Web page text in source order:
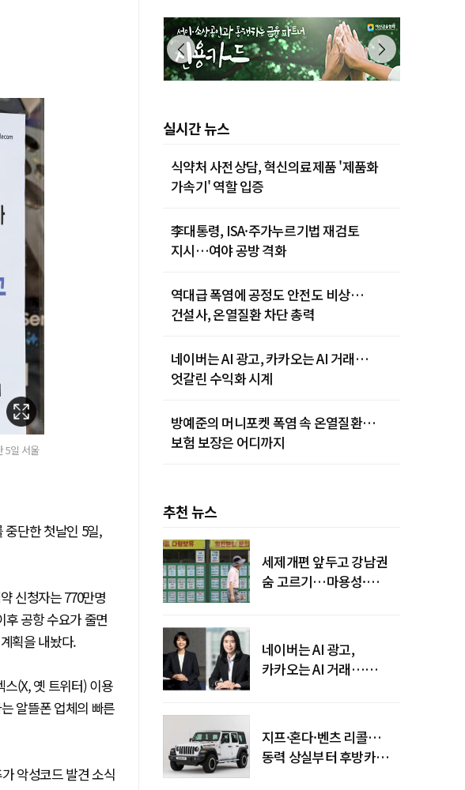
5일 서울
단한 첫날인 5일,
신청자는 770만명
후 공항 수요가 줄면
획을 내놨다.
(X, 옛 트위터) 이용
알뜰폰 업체의 빠른
악성코드 발견 소식
실시간 뉴스
식약처 사전상담, 혁신의료제품 '제품화
가속기' 역할 입증
李대통령, ISA·주가누르기법 재검토
지시…여야 공방 격화
역대급 폭염에 공정도 안전도 비상…
건설사, 온열질환 차단 총력
네이버는 AI 광고, 카카오는 AI 거래…
엇갈린 수익화 시계
방예준의 머니포켓 폭염 속 온열질환…
보험 보장은 어디까지
추천 뉴스
세제개편 앞두고 강남권
숨 고르기…마용성·
네이버는 AI 광고,
카카오는 AI 거래…
지프·혼다·벤츠 리콜…
동력 상실부터 후방카메라